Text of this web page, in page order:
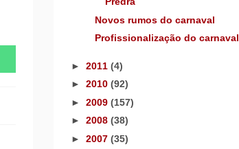
Novos rumos do carnaval
Profissionalização do carnaval
► 2011 (4)
► 2010 (92)
► 2009 (157)
► 2008 (38)
► 2007 (35)